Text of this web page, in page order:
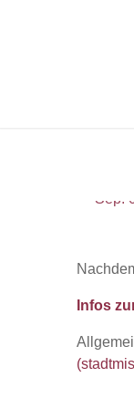
Sep.
Infos